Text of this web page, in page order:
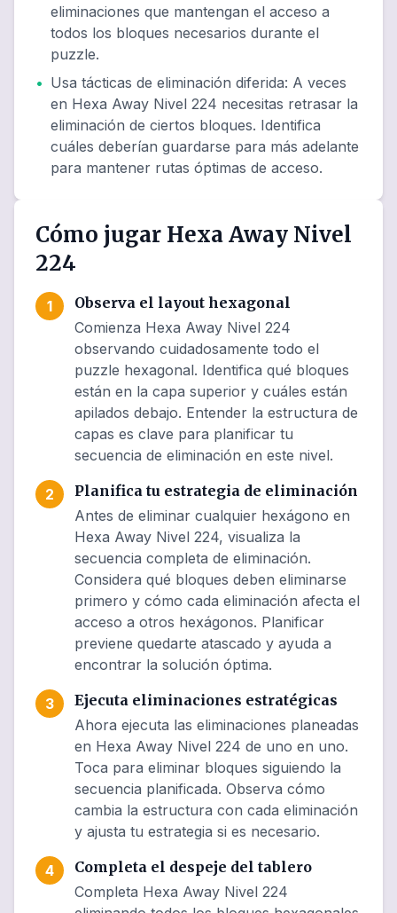
eliminaciones que mantengan el acceso a
todos los bloques necesarios durante el
puzzle.
• Usa tácticas de eliminación diferida: A veces
en Hexa Away Nivel 224 necesitas retrasar la
eliminación de ciertos bloques. Identifica
cuáles deberían guardarse para más adelante
para mantener rutas óptimas de acceso.
Cómo jugar Hexa Away Nivel
224
1
Observa el layout hexagonal
Comienza Hexa Away Nivel 224
observando cuidadosamente todo el
puzzle hexagonal. Identifica qué bloques
están en la capa superior y cuáles están
apilados debajo. Entender la estructura de
capas es clave para planificar tu
secuencia de eliminación en este nivel.
2
Planifica tu estrategia de eliminación
Antes de eliminar cualquier hexágono en
Hexa Away Nivel 224, visualiza la
secuencia completa de eliminación.
Considera qué bloques deben eliminarse
primero y cómo cada eliminación afecta el
acceso a otros hexágonos. Planificar
previene quedarte atascado y ayuda a
encontrar la solución óptima.
3
Ejecuta eliminaciones estratégicas
Ahora ejecuta las eliminaciones planeadas
en Hexa Away Nivel 224 de uno en uno.
Toca para eliminar bloques siguiendo la
secuencia planificada. Observa cómo
cambia la estructura con cada eliminación
y ajusta tu estrategia si es necesario.
4
Completa el despeje del tablero
Completa Hexa Away Nivel 224